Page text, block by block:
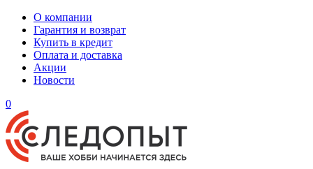
О компании
Гарантия и возврат
Купить в кредит
Оплата и доставка
Акции
Новости
0